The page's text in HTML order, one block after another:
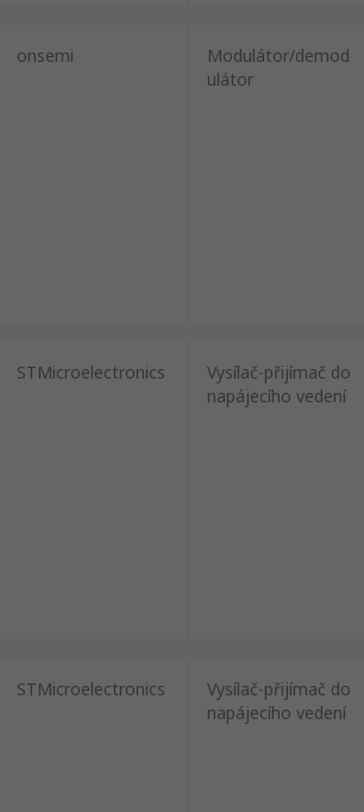
onsemi
Modulátor/demod
ulátor
STMicroelectronics
Vysílač-přijímač do
napájecího vedení
STMicroelectronics
Vysílač-přijímač do
napájecího vedení